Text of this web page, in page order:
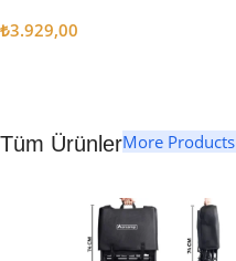
₺3.929,00
Tüm ÜrünlerMore Products